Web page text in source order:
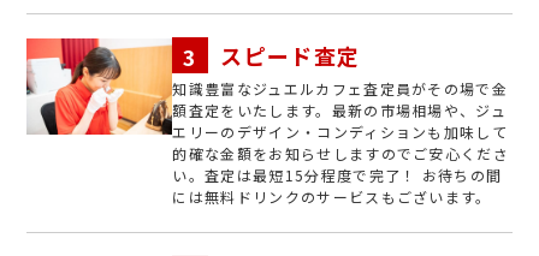
スピード査定
知識豊富なジュエルカフェ査定員がその場で金
額査定をいたします。最新の市場相場や、ジュ
エリーのデザイン・コンディションも加味して
的確な金額をお知らせしますのでご安心くださ
い。査定は最短15分程度で完了！ お待ちの間
には無料ドリンクのサービスもございます。